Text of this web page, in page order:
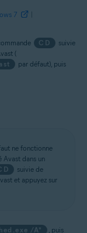
7
CD
suivie
(
par défaut), puis
ne fonctionne
Avast dans un
suivie de
et appuyez sur
/A*
, puis